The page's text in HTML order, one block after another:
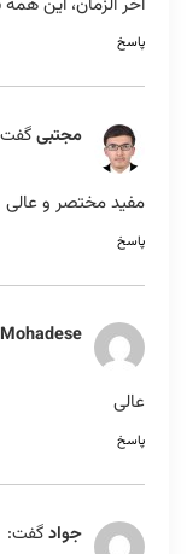
پاسخ
مجتبی
مفید مختصر و عالی
پاسخ
Mohadese
عالی
پاسخ
جوادگفت: